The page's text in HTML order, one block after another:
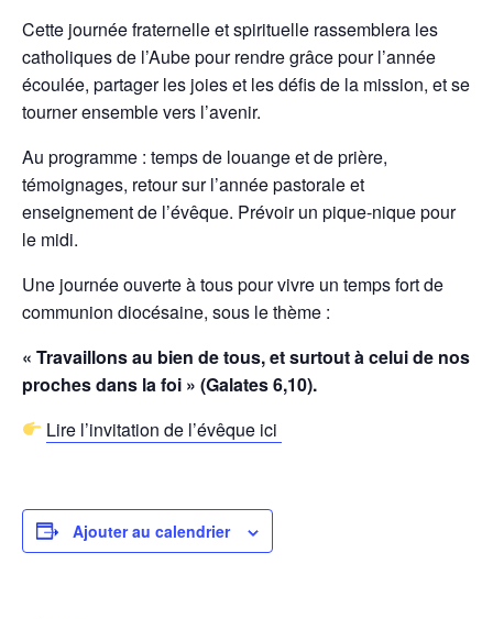
Cette journée fraternelle et spirituelle rassemblera les
catholiques de l’Aube pour rendre grâce pour l’année
écoulée, partager les joies et les défis de la mission, et se
tourner ensemble vers l’avenir.
Au programme : temps de louange et de prière,
témoignages, retour sur l’année pastorale et
enseignement de l’évêque. Prévoir un pique-nique pour
le midi.
Une journée ouverte à tous pour vivre un temps fort de
communion diocésaine, sous le thème :
« Travaillons au bien de tous, et surtout à celui de nos
proches dans la foi » (Galates 6,10).
Lire l’invitation de l’évêque ici
Ajouter au calendrier